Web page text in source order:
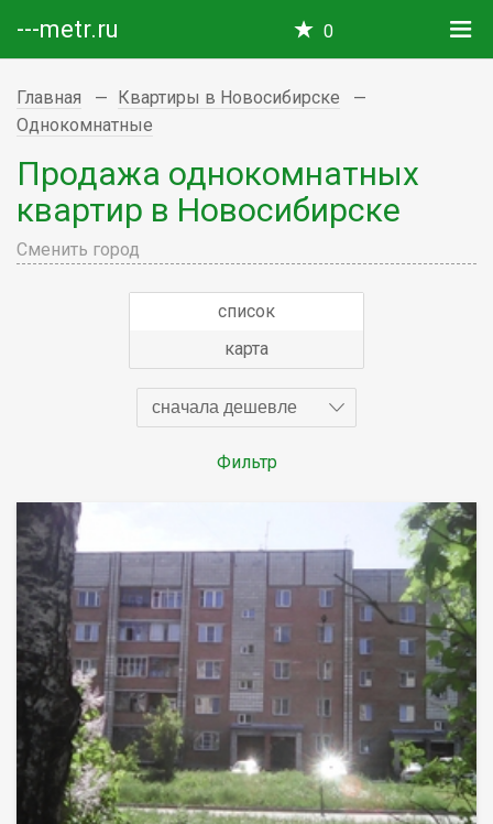
---metr.ru 0
Главная
Квартиры в Новосибирске
Однокомнатные
Продажа однокомнатных
квартир в Новосибирске
Сменить город
список
карта
сначала дешевле
Фильтр